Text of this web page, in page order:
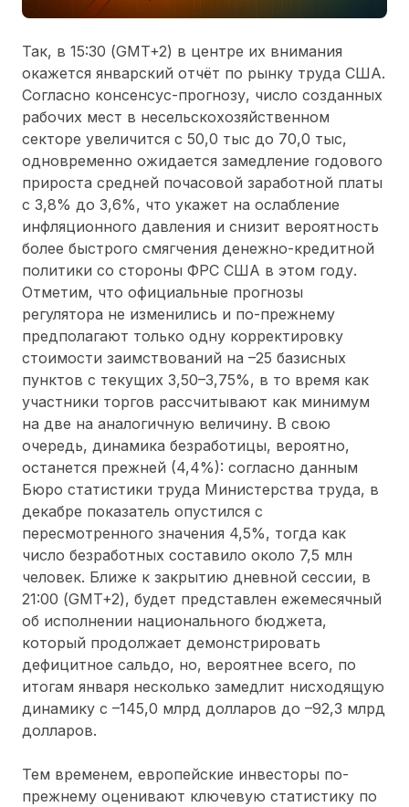
Так, в 15:30 (GMT+2) в центре их внимания
окажется январский отчёт по рынку труда США.
Согласно консенсус-прогнозу, число созданных
рабочих мест в несельскохозяйственном
секторе увеличится с 50,0 тыс до 70,0 тыс,
одновременно ожидается замедление годового
прироста средней почасовой заработной платы
с 3,8% до 3,6%, что укажет на ослабление
инфляционного давления и снизит вероятность
более быстрого смягчения денежно-кредитной
политики со стороны ФРС США в этом году.
Отметим, что официальные прогнозы
регулятора не изменились и по-прежнему
предполагают только одну корректировку
стоимости заимствований на –25 базисных
пунктов с текущих 3,50–3,75%, в то время как
участники торгов рассчитывают как минимум
на две на аналогичную величину. В свою
очередь, динамика безработицы, вероятно,
останется прежней (4,4%): согласно данным
Бюро статистики труда Министерства труда, в
декабре показатель опустился с
пересмотренного значения 4,5%, тогда как
число безработных составило около 7,5 млн
человек. Ближе к закрытию дневной сессии, в
21:00 (GMT+2), будет представлен ежемесячный
об исполнении национального бюджета,
который продолжает демонстрировать
дефицитное сальдо, но, вероятнее всего, по
итогам января несколько замедлит нисходящую
динамику с –145,0 млрд долларов до –92,3 млрд
долларов.
Тем временем, европейские инвесторы по-
прежнему оценивают ключевую статистику по